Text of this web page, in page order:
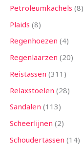
Petroleumkachels 8
Plaids 8
Regenhoezen 4
Regenlaarzen 20
Reistassen 311
Relaxstoelen 28
Sandalen 113
Scheerlijnen 2
Schoudertassen 14